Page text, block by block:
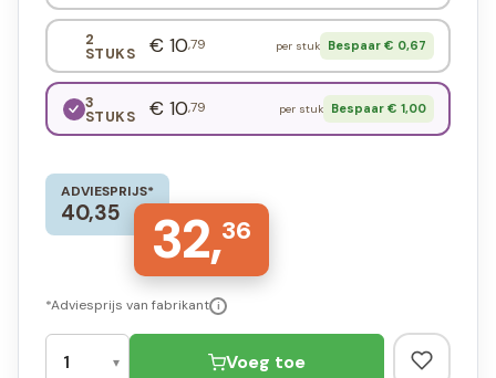
2
STUKS € 10,79 per stuk Bespaar € 0,67
3
STUKS € 10,79 per stuk Bespaar € 1,00
ADVIESPRIJS*
40,35 32,36
*Adviesprijs van fabrikant i
Voeg toe